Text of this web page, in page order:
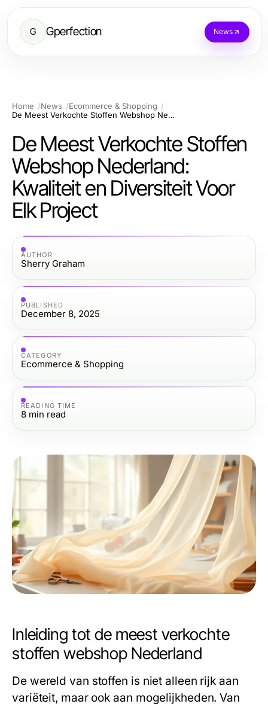
G Gperfection News
Home News
Ecommerce & Shopping
De Meest Verkochte Stoffen Webshop Nederland: Kwaliteit en Diversiteit Voor Elk Project
De Meest Verkochte Stoffen
Webshop Nederland:
Kwaliteit en Diversiteit Voor
Elk Project
AUTHOR
Sherry Graham
PUBLISHED
December 8, 2025
CATEGORY
Ecommerce & Shopping
READING TIME
8 min read
Inleiding tot de meest verkochte
stoffen webshop Nederland
De wereld van stoffen is niet alleen rijk aan
variëteit, maar ook aan mogelijkheden. Van